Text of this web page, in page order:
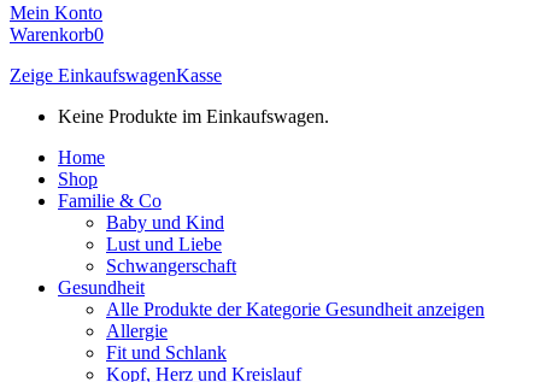
Mein Konto
Warenkorb0
Zeige EinkaufswagenKasse
Keine Produkte im Einkaufswagen.
Home
Shop
Familie & Co
Baby und Kind
Lust und Liebe
Schwangerschaft
Gesundheit
Alle Produkte der Kategorie Gesundheit anzeigen
Allergie
Fit und Schlank
Kopf, Herz und Kreislauf